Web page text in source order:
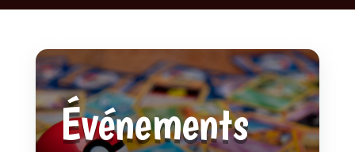
Événements